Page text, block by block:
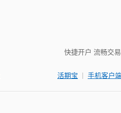
快捷开户 流畅交易
活期宝 | 手机客户